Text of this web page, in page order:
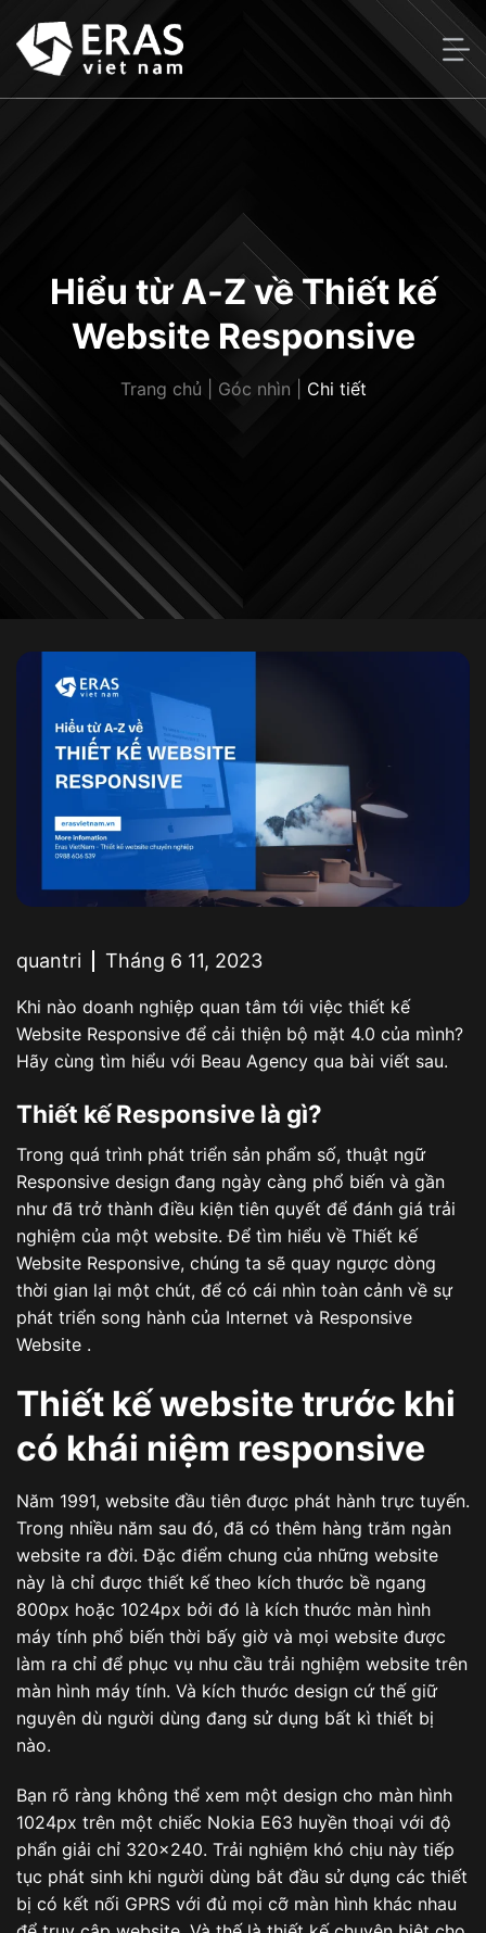
qua
dung
Hiểu từ A-Z về Thiết kế
Website Responsive
Trang chủ Góc nhìn Chi tiết
quantri Tháng 6 11, 2023
Khi nào doanh nghiệp quan tâm tới việc thiết kế
Website Responsive để cải thiện bộ mặt 4.0 của mình?
Hãy cùng tìm hiểu với Beau Agency qua bài viết sau.
Thiết kế Responsive là gì?
Trong quá trình phát triển sản phẩm số, thuật ngữ
Responsive design đang ngày càng phổ biến và gần
như đã trở thành điều kiện tiên quyết để đánh giá trải
nghiệm của một website. Để tìm hiểu về Thiết kế
Website Responsive, chúng ta sẽ quay ngược dòng
thời gian lại một chút, để có cái nhìn toàn cảnh về sự
phát triển song hành của Internet và Responsive
Website .
Thiết kế website trước khi
có khái niệm responsive
Năm 1991, website đầu tiên được phát hành trực tuyến.
Trong nhiều năm sau đó, đã có thêm hàng trăm ngàn
website ra đời. Đặc điểm chung của những website
này là chỉ được thiết kế theo kích thước bề ngang
800px hoặc 1024px bởi đó là kích thước màn hình
máy tính phổ biến thời bấy giờ và mọi website được
làm ra chỉ để phục vụ nhu cầu trải nghiệm website trên
màn hình máy tính. Và kích thước design cứ thế giữ
nguyên dù người dùng đang sử dụng bất kì thiết bị
nào.
Bạn rõ ràng không thể xem một design cho màn hình
1024px trên một chiếc Nokia E63 huyền thoại với độ
phẩn giải chỉ 320×240. Trải nghiệm khó chịu này tiếp
tục phát sinh khi người dùng bắt đầu sử dụng các thiết
bị có kết nối GPRS với đủ mọi cỡ màn hình khác nhau